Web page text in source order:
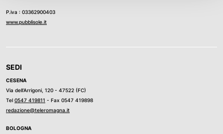
P.iva : 03362900403
www.pubblisole.it
SEDI
CESENA
Via dell’Arrigoni, 120 - 47522 (FC)
Tel 0547 419811 - Fax 0547 419898
redazione@teleromagna.it
BOLOGNA